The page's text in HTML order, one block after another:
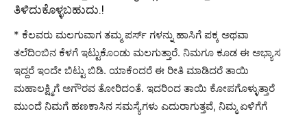
ತಿಳಿದುಕೊಳ್ಳಬಹುದು.!
* ಕೆಲವರು ಮಲಗುವಾಗ ತಮ್ಮ ಪರ್ಸ್ ಗಳನ್ನು ಹಾಸಿಗೆ ಪಕ್ಕ ಅಥವಾ
ತಲೆದಿಂಬಿನ ಕೆಳಗೆ ಇಟ್ಟುಕೊಂಡು ಮಲಗುತ್ತಾರೆ. ನಿಮಗೂ ಕೂಡ ಈ ಅಭ್ಯಾಸ
ಇದ್ದರೆ ಇಂದೇ ಬಿಟ್ಟು ಬಿಡಿ. ಯಾಕೆಂದರೆ ಈ ರೀತಿ ಮಾಡಿದರೆ ತಾಯಿ
ಮಹಾಲಕ್ಷ್ಮಿಗೆ ಅಗೌರವ ತೋರಿದಂತೆ. ಇದರಿಂದ ತಾಯಿ ಕೋಪಗೊಳ್ಳುತ್ತಾರೆ
ಮುಂದೆ ನಿಮಗೆ ಹಣಕಾಸಿನ ಸಮಸ್ಯೆಗಳು ಎದುರಾಗುತ್ತವೆ, ನಿಮ್ಮ ಏಳಿಗೆಗೆ